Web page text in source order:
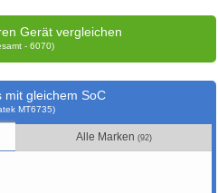
Gerät vergleichen
- 6070)
mit gleichem SoC
MT6735)
Alle Marken (92)